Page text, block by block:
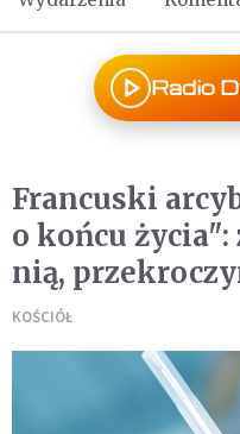
Radio
Francuski
o końcu życia":
nią,
KOŚCIÓŁ